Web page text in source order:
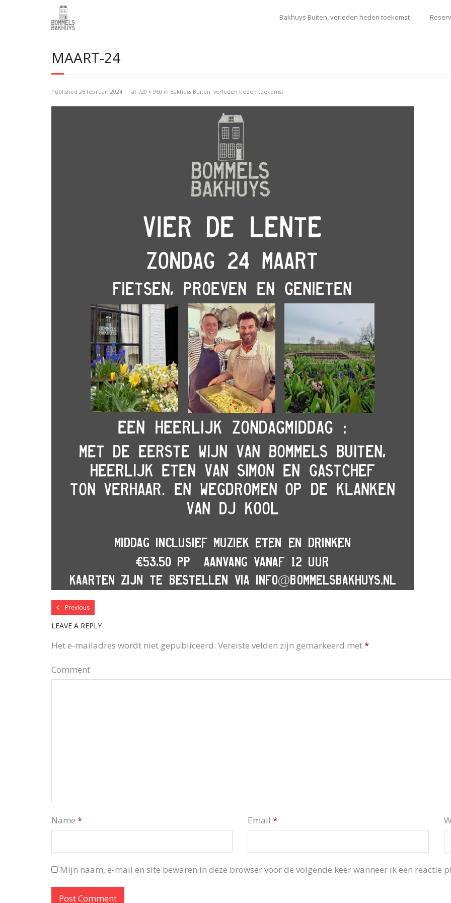
Bakhuys Buiten, verleden heden toekomst
MAART-24
Published 26 februari 2024 at 720 × 960 in Bakhuys Buiten, verleden heden toekomst
Previous
LEAVE A REPLY
Het e-mailadres wordt niet gepubliceerd. Vereiste velden zijn gemarkeerd met*
Comment
Name * Email *
Mijn naam, e-mail en site bewaren in deze browser voor de volgende keer wanneer ik een reactie